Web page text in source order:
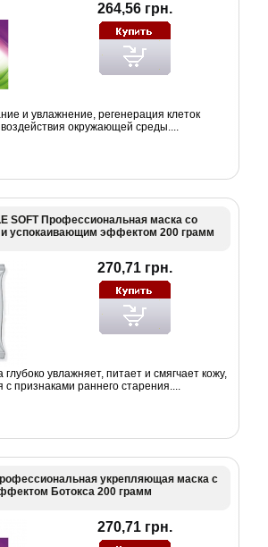
264,56 грн.
и увлажнение, регенерация клеток
окружающей среды....
SOFT Профессиональная маска со
успокаивающим эффектом 200 грамм
270,71 грн.
глубоко увлажняет, питает и смягчает кожу,
с признаками раннего старения....
укрепляющая маска с
Ботокса 200 грамм
270,71 грн.